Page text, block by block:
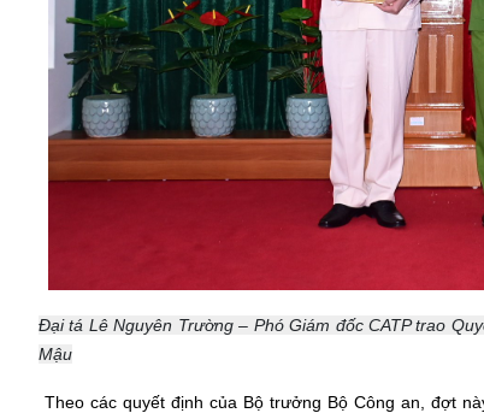
Đại tá Lê Nguyên Trường – Phó Giám đốc CATP trao
Mậu
Theo các quyết định của Bộ trưởng Bộ Công an, đợt